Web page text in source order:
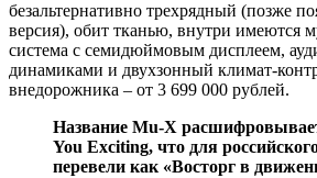
безальтернативно трехрядный (позже
версия), обит тканью, внутри имеются
система с семидюймовым дисплеем,
динамиками и двухзонный климат-
внедорожника – от 3 699 000 рублей.
Название Mu-X
You Exciting, что для
перевели как «Восторг в